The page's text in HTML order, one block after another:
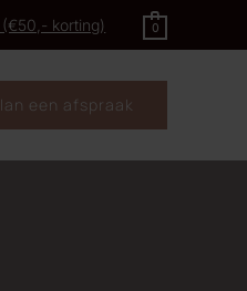
korting) 0
een afspraak